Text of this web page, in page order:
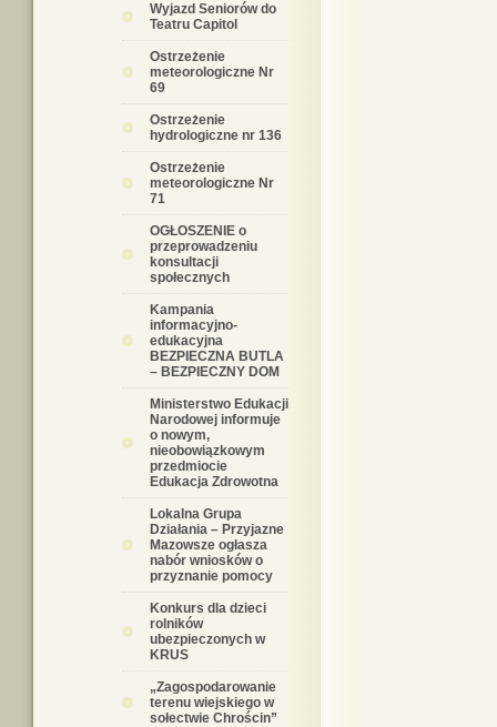
Wyjazd Seniorów do
Teatru Capitol
Ostrzeżenie
meteorologiczne Nr
69
Ostrzeżenie
hydrologiczne nr 136
Ostrzeżenie
meteorologiczne Nr
71
OGŁOSZENIE o
przeprowadzeniu
konsultacji
społecznych
Kampania
informacyjno-
edukacyjna
BEZPIECZNA BUTLA
– BEZPIECZNY DOM
Ministerstwo Edukacji
Narodowej informuje
o nowym,
nieobowiązkowym
przedmiocie
Edukacja Zdrowotna
Lokalna Grupa
Działania – Przyjazne
Mazowsze ogłasza
nabór wniosków o
przyznanie pomocy
Konkurs dla dzieci
rolników
ubezpieczonych w
KRUS
„Zagospodarowanie
terenu wiejskiego w
sołectwie Chrościn”